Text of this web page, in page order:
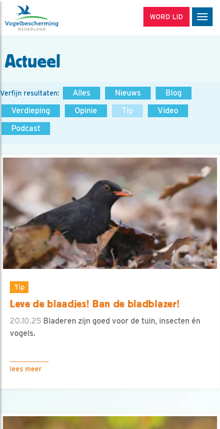
WORD LID
Actueel
Verfijn resultaten: Alles Nieuws
Blog
Verdieping
Opinie Tip
Video
Podcast
Tip
Leve de blaadjes! Ban de bladblazer!
20.10.25 Bladeren zijn goed voor de tuin, insecten én
vogels.
lees meer